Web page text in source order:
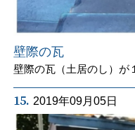
壁際の瓦
壁際の瓦（土居のし）が
15. 2019年09月05日